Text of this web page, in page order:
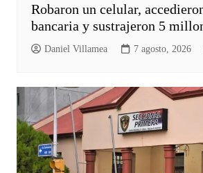
Robaron un celular,
bancaria y sustrajeron 5
Daniel Villamea 7 agosto, 2026